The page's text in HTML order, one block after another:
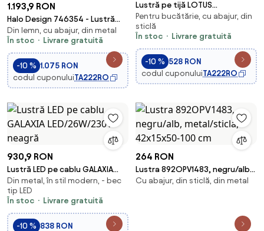
1.193,9 RON
Halo Design 746354 - Lustră
suspendată pe cablu DC
1xE27/40W/230V Ø 40 cm
gri/stejar
Din lemn, cu abajur, din metal
În stoc
Livrare gratuită
-10 % 1.075 RON
codul cuponuluiTA222RO
Lustră pe tijă LOTUS
2xE14/10W/230V negru/auriu
Pentru bucătărie, cu abajur, din
sticlă
În stoc
Livrare gratuită
-10 % 528 RON
codul cuponuluiTA222RO
930,9 RON
Lustră LED pe cablu GALAXIA
LED/26W/230V neagră
Din metal, în stil modern, - bec
tip LED
În stoc
Livrare gratuită
-10 % 838 RON
264 RON
Lustra 892OPV1483, negru/alb,
metal/sticla, 42x15x50-100 cm
Cu abajur, din sticlă, din metal